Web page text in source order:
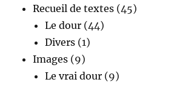
Recueil de textes (45)
Le dour (44)
Divers (1)
Images (9)
Le vrai dour (9)